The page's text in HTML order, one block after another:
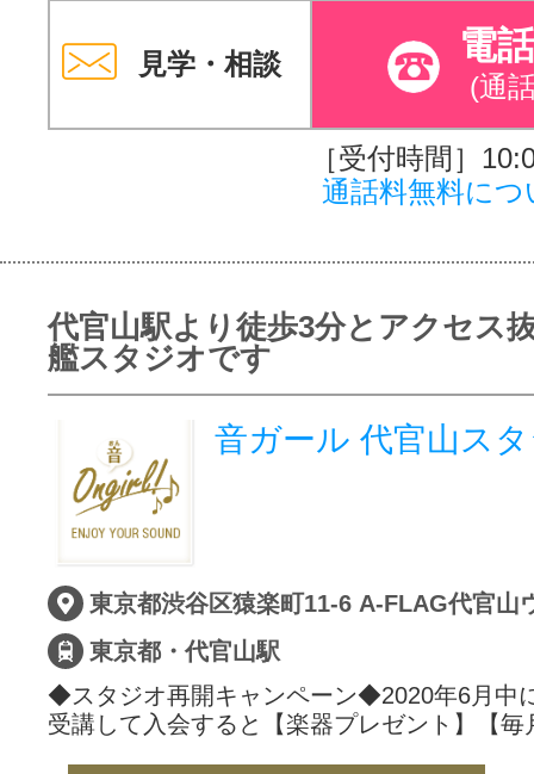
見学・相談 電
(通
［受付時間］
通話料無料につ
代官山駅より徒歩3分とアクセス
艦スタジオです
音ガール 代官山ス
東京都・代官山駅
◆スタジオ再開キャンペーン◆2020年6月中
受講して入会すると【楽器プレゼント】【